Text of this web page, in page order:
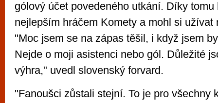
gólový účet povedeného utkání. Díky tomu
nejlepším hráčem Komety a mohl si užívat
"Moc jsem se na zápas těšil, i když jsem
Nejde o moji asistenci nebo gól. Důležité
výhra," uvedl slovenský forvard.
"Fanoušci zůstali stejní. To je pro všechny